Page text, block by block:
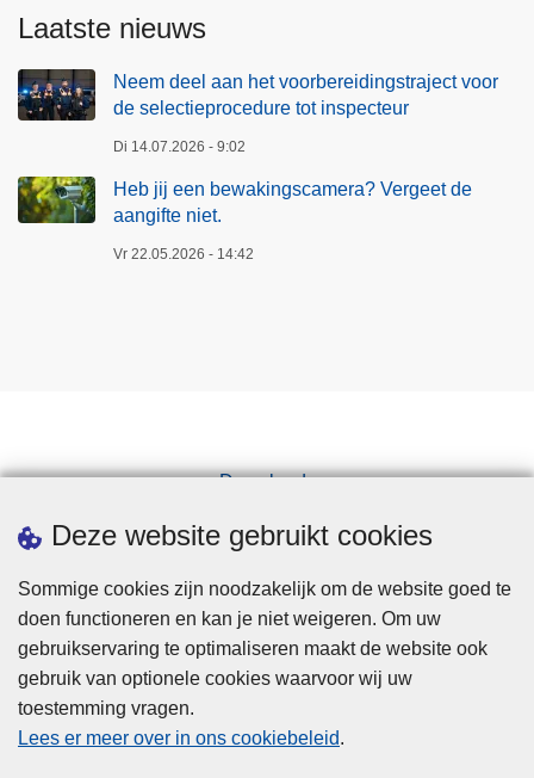
Deze website gebruikt cookies
Sommige cookies zijn noodzakelijk om de website goed te
doen functioneren en kan je niet weigeren. Om uw
gebruikservaring te optimaliseren maakt de website ook
gebruik van optionele cookies waarvoor wij uw
toestemming vragen.
Lees er meer over in ons cookiebeleid.
Laatste nieuws
Neem deel aan het voorbereidingstraject voor
de selectieprocedure tot inspecteur
Di 14.07.2026 - 9:02
Heb jij een bewakingscamera? Vergeet de
aangifte niet.
Vr 22.05.2026 - 14:42
Downloads
Pers
Privacy